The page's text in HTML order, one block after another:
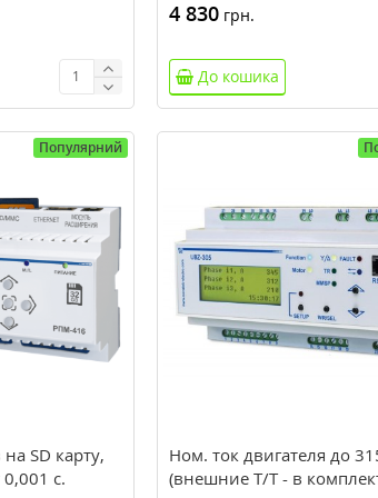
4 830грн.
До кошика
Популярний
SD карту,
0,001 с.
Ном. ток двигателя до
(внешние Т/Т - в